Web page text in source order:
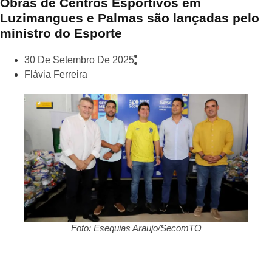
Obras de Centros Esportivos em
Luzimangues e Palmas são lançadas pelo
ministro do Esporte
30 De Setembro De 2025
Flávia Ferreira
Foto: Esequias Araujo/SecomTO